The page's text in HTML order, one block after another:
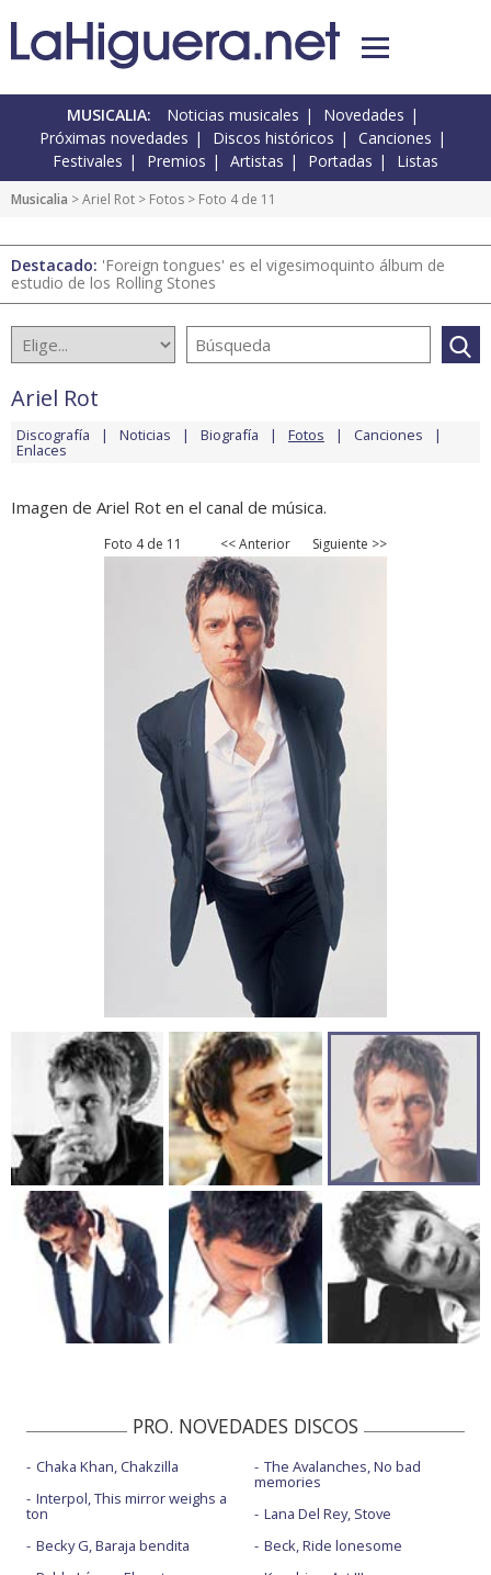
MUSICALIA: Noticias musicales
Novedades
Próximas novedades
Discos históricos
Canciones
Festivales
Premios Artistas Portadas Listas
Musicalia >Ariel Rot > Fotos > Foto 4 de 11
Destacado: 'Foreign tongues' es el vigesimoquinto álbum de
estudio de los Rolling Stones
Ariel Rot
Discografía Noticias Biografía Fotos Canciones
Enlaces
Imagen de Ariel Rot en el canal de música.
Foto 4 de 11 << Anterior Siguiente >>
PRO. NOVEDADES DISCOS
Chaka Khan, Chakzilla
Interpol, This mirror weighs a
ton
Becky G, Baraja bendita
The Avalanches, No bad
memories
Lana Del Rey, Stove
Beck, Ride lonesome